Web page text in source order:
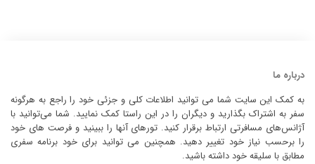
درباره ما
به کمک این سایت شما می توانید اطلاعات کلی و جزئی خود را راجع به هرگونه
سفر به اشتراک بگذارید و دیگران را در این راستا کمک نمایید. شما می‌توانید با
آژانس‌های مسافرتی ارتباط برقرار کنید. تورهای آنها را ببینید و فرصت های خود
را برحسب نیاز خود تغییر دهید. همچنین می توانید برای خود برنامه سفری
مطابق با سلیقه خود داشته باشید.